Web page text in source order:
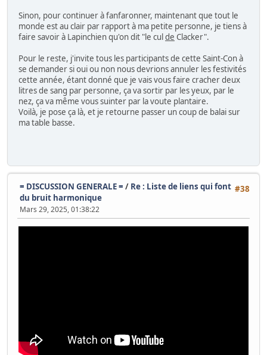
Sinon, pour continuer à fanfaronner, maintenant que tout le
monde est au clair par rapport à ma petite personne, je tiens à
faire savoir à Lapinchien qu'on dit "le culde Clacker".
Pour le reste, j'invite tous les participants de cette Saint-Con à
se demander si oui ou non nous devrions annuler les festivités
cette année, étant donné que je vais vous faire cracher deux
litres de sang par personne, ça va sortir par les yeux, par le
nez, ça va même vous suinter par la voute plantaire.
Voilà, je pose ça là, et je retourne passer un coup de balai sur
ma table basse.
#38
= DISCUSSION GENERALE = / Re : Liste de liens qui font
du bruit harmonique
Mars 29, 2025, 01:38:22